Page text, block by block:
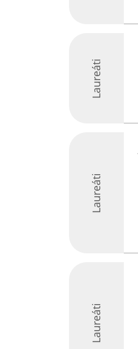
Laureáti
Laureáti
Laureáti